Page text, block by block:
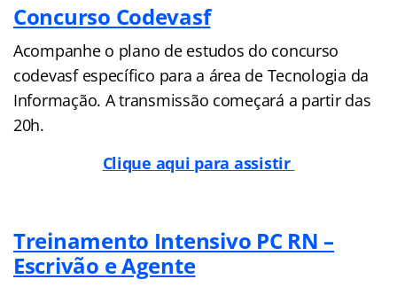
Concurso Codevasf
Acompanhe o plano de estudos do concurso
codevasf específico para a área de Tecnologia da
Informação. A transmissão começará a partir das
20h.
Clique aqui para assistir
Treinamento Intensivo PC RN –
Escrivão e Agente